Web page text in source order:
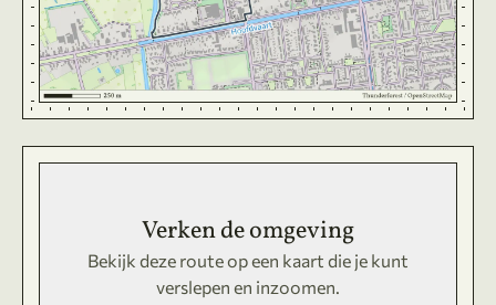
Verken de omgeving
Bekijk deze route op een kaart die je kunt
verslepen en inzoomen.